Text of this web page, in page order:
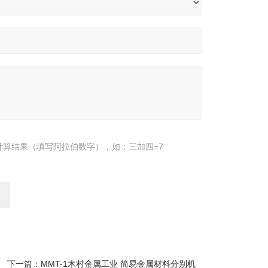
算结果（填写阿拉伯数字），如：三加四=7
下一篇： MMT-1木村金属工业 简易金属材料分别机